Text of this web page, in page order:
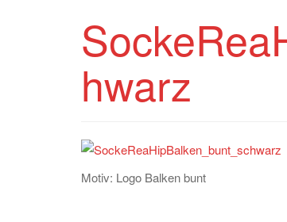
hwarz
Motiv: Logo Balken bunt